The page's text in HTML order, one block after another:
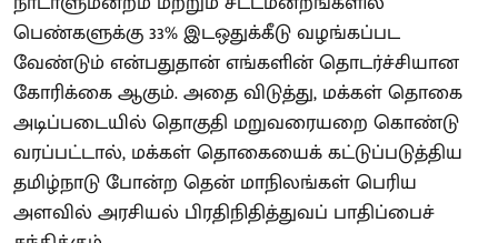
பெண்களுக்கு 33% இடஒதுக்கீடு வழங்கப்பட
வேண்டும் என்பதுதான் எங்களின் தொடர்ச்சியான
கோரிக்கை ஆகும். அதை விடுத்து, மக்கள் தொகை
அடிப்படையில் தொகுதி மறுவரையறை கொண்டு
வரப்பட்டால், மக்கள் தொகையைக் கட்டுப்படுத்திய
தமிழ்நாடு போன்ற தென் மாநிலங்கள் பெரிய
அளவில் அரசியல் பிரதிநிதித்துவப் பாதிப்பைச்